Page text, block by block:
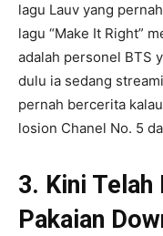
lagu Lauv yang
lagu “Make It Right”
adalah personel BTS
dulu ia sedang
pernah bercerita
losion Chanel No. 5
3. Kini Telah
Pakaian